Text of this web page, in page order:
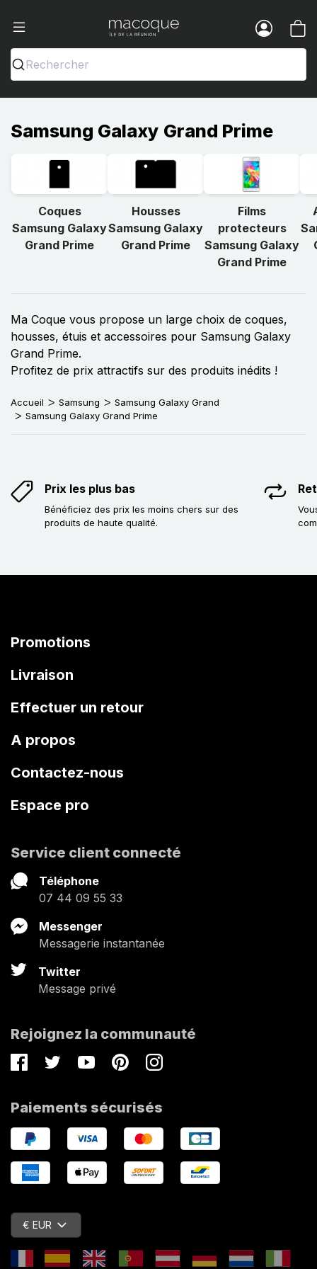
Ma Coque - Coques et Accessoires
Rechercher
Samsung Galaxy Grand Prime
Coques
Samsung Galaxy
Grand Prime
Housses
Samsung Galaxy
Grand Prime
Films
protecteurs
Samsung Galaxy
Grand Prime
Ma Coque vous propose un large choix de coques,
housses, étuis et accessoires pour Samsung Galaxy
Grand Prime.
Profitez de prix attractifs sur des produits inédits !
Accueil Samsung
Samsung Galaxy Grand
Samsung Galaxy Grand Prime
Prix les plus bas
Bénéficiez des prix les moins chers sur des
produits de haute qualité.
Promotions
Livraison
Effectuer un retour
A propos
Contactez-nous
Espace pro
Service client connecté
Téléphone
07 44 09 55 33
Messenger
Messagerie instantanée
Twitter
Message privé
Rejoignez la communauté
FacebookTwitterYoutubePinterestInstagram
Paiements sécurisés
€ EUR